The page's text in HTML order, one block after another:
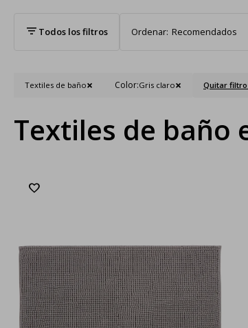
Recomendados
Textiles de baño Color:Gris claro Quitar
Textiles de baño